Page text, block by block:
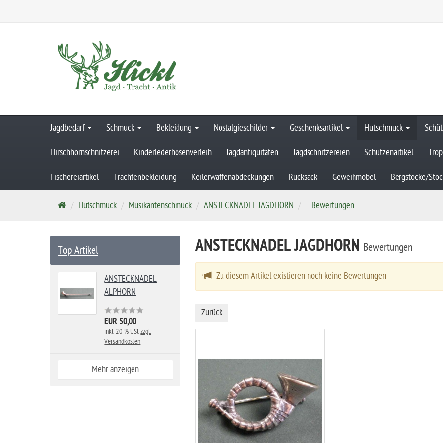
Jagdbedarf Schmuck Bekleidung Nostalgieschilder Geschenksartikel Hutschmuck
Hirschhornschnitzerei Kinderlederhosenverleih Jagdantiquitäten Jagdschnitzereien Schützenartikel
Fischereiartikel Trachtenbekleidung Keilerwaffenabdeckungen Rucksack Geweihmöbel Bergstöcke/
S
t
i
Hutschmuck Musikantenschmuck ANSTECKNADEL JAGDHORN Bewertungen
ANSTECKNADEL JAGDHORN Bewertungen
Zu diesem Artikel existieren noch keine Bewertungen
Zurück
Top Artikel
ANSTECKNADEL
ALPHORN
EUR 50,00
inkl. 20 % UStzzgl.
Versandkosten
Mehr anzeigen